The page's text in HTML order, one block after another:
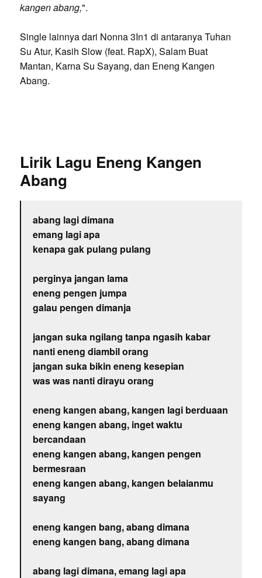
kangen abang,".
Single lainnya dari Nonna 3In1 di antaranya Tuhan
Su Atur, Kasih Slow (feat. RapX), Salam Buat
Mantan, Karna Su Sayang, dan Eneng Kangen
Abang.
Lirik Lagu Eneng Kangen
Abang
abang lagi dimana
emang lagi apa
kenapa gak pulang pulang
perginya jangan lama
eneng pengen jumpa
galau pengen dimanja
jangan suka ngilang tanpa ngasih kabar
nanti eneng diambil orang
jangan suka bikin eneng kesepian
was was nanti dirayu orang
eneng kangen abang, kangen lagi berduaan
eneng kangen abang, inget waktu
bercandaan
eneng kangen abang, kangen pengen
bermesraan
eneng kangen abang, kangen belaianmu
sayang
eneng kangen bang, abang dimana
eneng kangen bang, abang dimana
abang lagi dimana, emang lagi apa